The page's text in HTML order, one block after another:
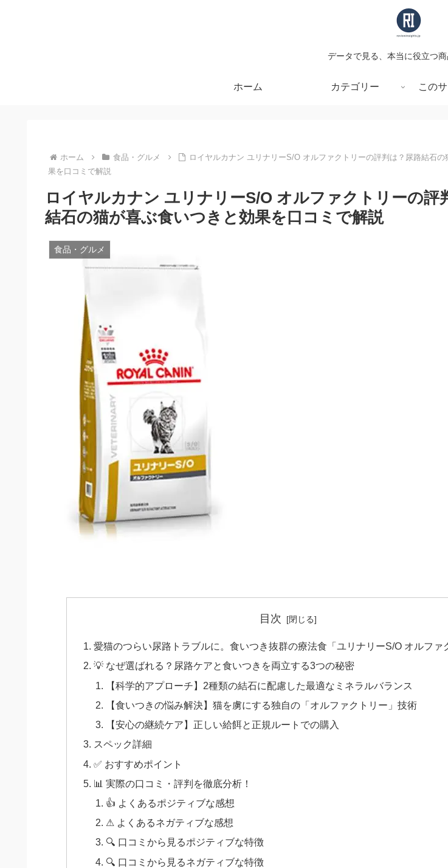
データで見る、本当に役立つ
ホーム カテゴリー この
ホーム 食品・グルメ
ロイヤルカナン ユリナリーS/O オルファクトリーの評判は？尿路結石の
果を口コミで解説
ロイヤルカナン ユリナリーS/O オルファクトリーの評
結石の猫が喜ぶ食いつきと効果を口コミで解説
食品・グルメ
目次
愛猫のつらい尿路トラブルに。食いつき抜群の療法食「ユリナリーS/O オルファ
💡 なぜ選ばれる？尿路ケアと食いつきを両立する3つの秘密
【科学的アプローチ】2種類の結石に配慮した最適なミネラルバランス
【食いつきの悩み解決】猫を虜にする独自の「オルファクトリー」技術
【安心の継続ケア】正しい給餌と正規ルートでの購入
スペック詳細
✅ おすすめポイント
📊 実際の口コミ・評判を徹底分析！
👍 よくあるポジティブな感想
⚠ よくあるネガティブな感想
🔍 口コミから見るポジティブな特徴
🔍 口コミから見るネガティブな特徴